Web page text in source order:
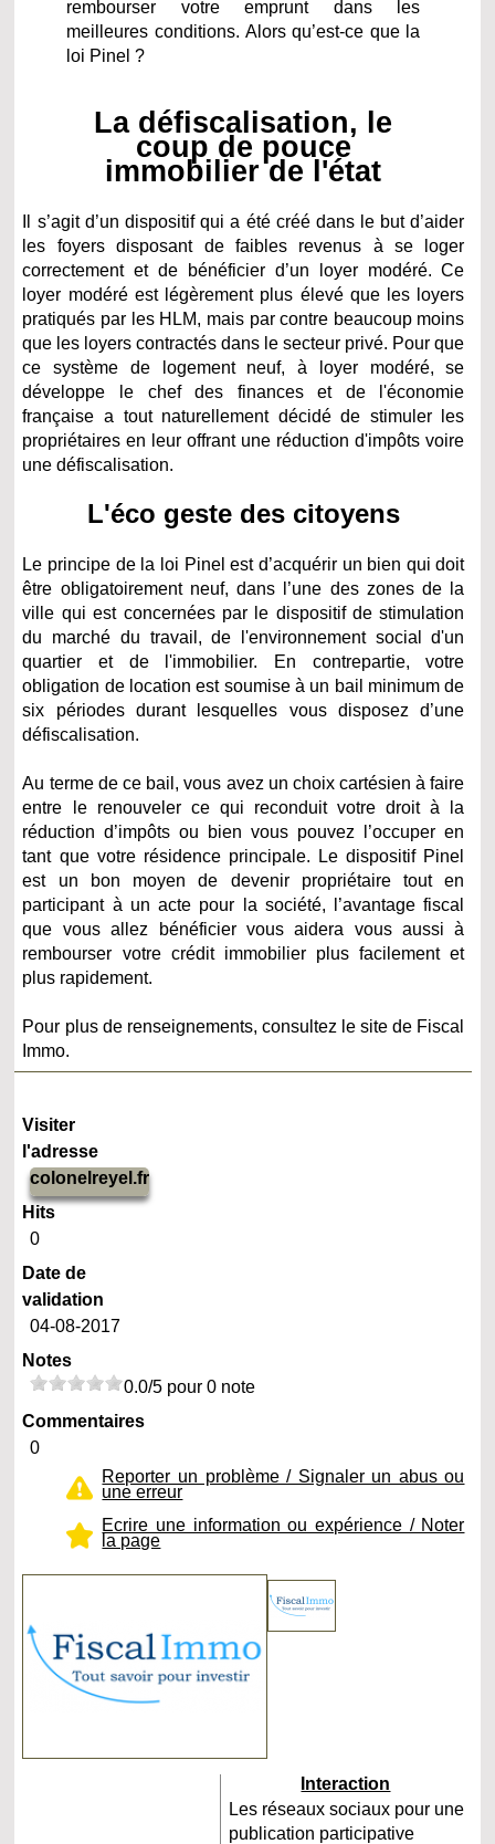
rembourser votre emprunt dans les
meilleures conditions. Alors qu’est-ce que la
loi Pinel ?
La défiscalisation, le
coup de pouce
immobilier de l'état
Il s’agit d’un dispositif qui a été créé dans le but d’aider
les foyers disposant de faibles revenus à se loger
correctement et de bénéficier d’un loyer modéré. Ce
loyer modéré est légèrement plus élevé que les loyers
pratiqués par les HLM, mais par contre beaucoup moins
que les loyers contractés dans le secteur privé. Pour que
ce système de logement neuf, à loyer modéré, se
développe le chef des finances et de l'économie
française a tout naturellement décidé de stimuler les
propriétaires en leur offrant une réduction d'impôts voire
une défiscalisation.
L'éco geste des citoyens
Le principe de la loi Pinel est d’acquérir un bien qui doit
être obligatoirement neuf, dans l’une des zones de la
ville qui est concernées par le dispositif de stimulation
du marché du travail, de l'environnement social d'un
quartier et de l'immobilier. En contrepartie, votre
obligation de location est soumise à un bail minimum de
six périodes durant lesquelles vous disposez d’une
défiscalisation.
Au terme de ce bail, vous avez un choix cartésien à faire
entre le renouveler ce qui reconduit votre droit à la
réduction d’impôts ou bien vous pouvez l’occuper en
tant que votre résidence principale. Le dispositif Pinel
est un bon moyen de devenir propriétaire tout en
participant à un acte pour la société, l’avantage fiscal
que vous allez bénéficier vous aidera vous aussi à
rembourser votre crédit immobilier plus facilement et
plus rapidement.
Pour plus de renseignements, consultez le site de Fiscal
Immo.
Visiter
l'adresse
colonelreyel.fr
Hits
0
Date de
validation
04-08-2017
Notes
0.0/5 pour 0 note
Commentaires
0
Reporter un problème / Signaler un abus ou
une erreur
Ecrire une information ou expérience / Noter
la page
Interaction
Les réseaux sociaux pour une
publication participative